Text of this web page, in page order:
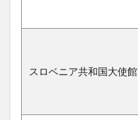
スロベニア共和国大使館